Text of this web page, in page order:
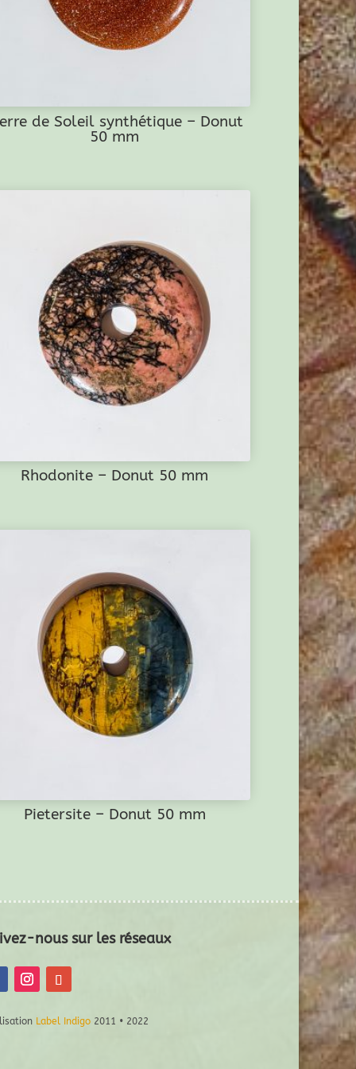
de Soleil synthétique – Donut
50 mm
Rhodonite – Donut 50 mm
Pietersite – Donut 50 mm
nous sur les réseaux
Label Indigo2011 • 2022